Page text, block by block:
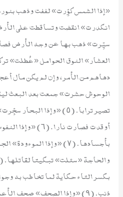
العشار» النوق الحوامل «عُطلت»
الوحوش حشرت» جمعت بعد البعث
تصير ترابا. (٥) «وإذا
أوقدت فصارت نارا.
بأجسادها. (٧) «وإذا
بكسر التاء حكاية لما تخاطب به
ذنب. (٩) «وإذا الصحف» صحف